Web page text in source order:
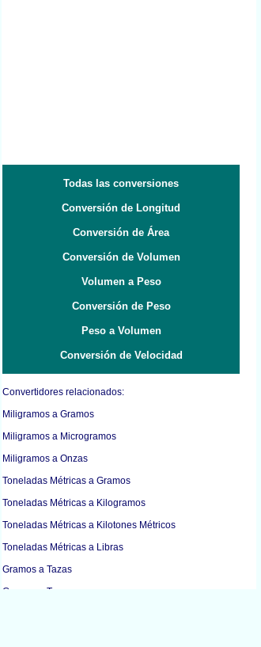
Todas las conversiones
Conversión de Longitud
Conversión de Área
Conversión de Volumen
Volumen a Peso
Conversión de Peso
Peso a Volumen
Conversión de Velocidad
Convertidores relacionados:
Miligramos a Gramos
Miligramos a Microgramos
Miligramos a Onzas
Toneladas Métricas a Gramos
Toneladas Métricas a Kilogramos
Toneladas Métricas a Kilotones Métricos
Toneladas Métricas a Libras
Gramos a Tazas
Gramos a Tazas